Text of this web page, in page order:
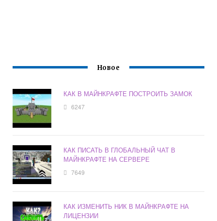
Новое
КАК В МАЙНКРАФТЕ ПОСТРОИТЬ ЗАМОК
6247
КАК ПИСАТЬ В ГЛОБАЛЬНЫЙ ЧАТ В
МАЙНКРАФТЕ НА СЕРВЕРЕ
7649
КАК ИЗМЕНИТЬ НИК В МАЙНКРАФТЕ НА
ЛИЦЕНЗИИ